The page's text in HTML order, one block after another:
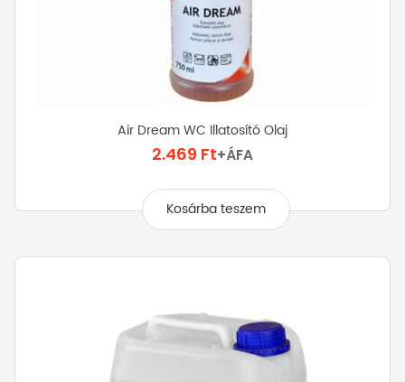
Air Dream WC Illatosító Olaj
2.469 Ft+ÁFA
Kosárba teszem